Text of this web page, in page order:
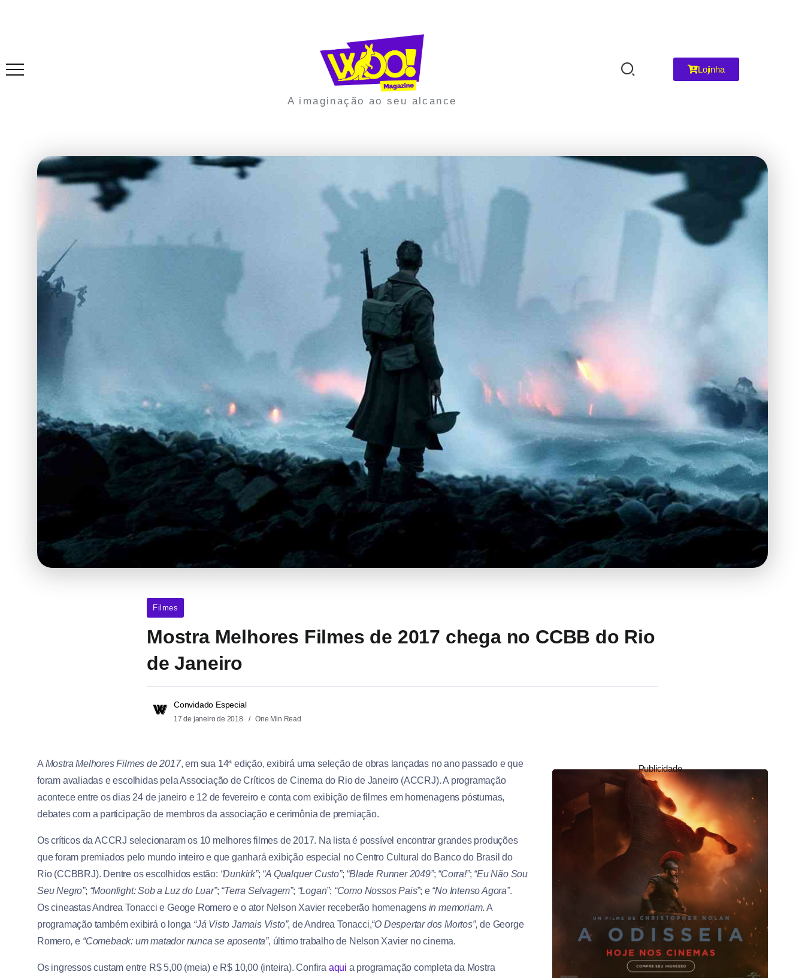
A imaginação ao seu alcance
Lojinha
Filmes
Mostra Melhores Filmes de 2017 chega no CCBB do Rio
de Janeiro
Convidado Especial
17 de janeiro de 2018 One Min Read
A Mostra Melhores Filmes de 2017, em sua 14ª edição, exibirá uma seleção de obras lançadas no ano passado e que
foram avaliadas e escolhidas pela Associação de Críticos de Cinema do Rio de Janeiro (ACCRJ). A programação
acontece entre os dias 24 de janeiro e 12 de fevereiro e conta com exibição de filmes em homenagens póstumas,
debates com a participação de membros da associação e cerimônia de premiação.
Os críticos da ACCRJ selecionaram os 10 melhores filmes de 2017. Na lista é possível encontrar grandes produções
que foram premiados pelo mundo inteiro e que ganhará exibição especial no Centro Cultural do Banco do Brasil do
Rio (CCBBRJ). Dentre os escolhidos estão: “Dunkirk”; “A Qualquer Custo”; “Blade Runner 2049”; “Corra!”; “Eu Não Sou
Seu Negro”; “Moonlight: Sob a Luz do Luar”; “Terra Selvagem”; “Logan”; “Como Nossos Pais”; e“No Intenso Agora”.
Os cineastas Andrea Tonacci e Geoge Romero e o ator Nelson Xavier receberão homenagens in memoriam. A
programação também exibirá o longa “Já Visto Jamais Visto”, de Andrea Tonacci,“O Despertar dos Mortos”,de George
Romero,e “Comeback: um matador nunca se aposenta”, último trabalho de Nelson Xavier no cinema.
Os ingressos custam entre R$ 5,00 (meia) e R$ 10,00 (inteira). Confira aqui a programação completa da Mostra
Publicidade